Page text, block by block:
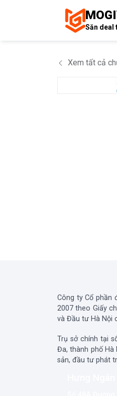
Săn deal
Xem tất cả
Công ty Cổ phần
2007 theo Giấy
và Đầu tư Hà Nội
Trụ sở chính tại
Đa, thành phố Hà
sản, đầu tư phát